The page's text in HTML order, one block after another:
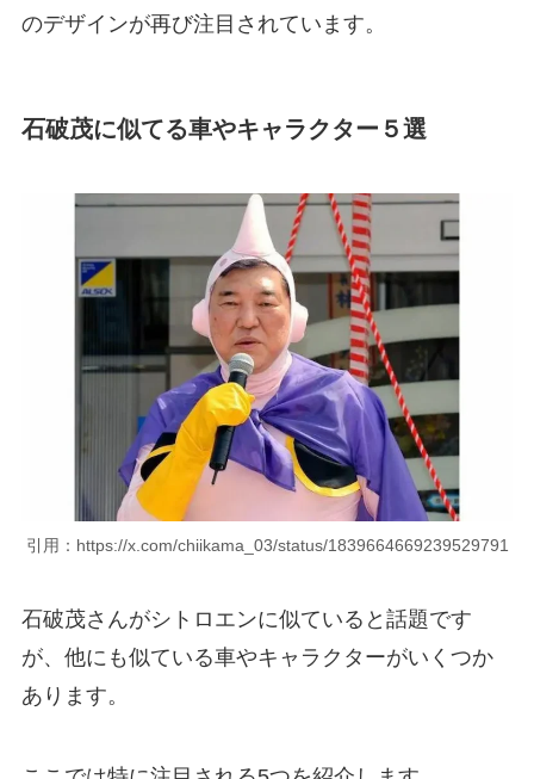
のデザインが再び注目されています。
石破茂に似てる車やキャラクター５選
引用：https://x.com/chiikama_03/status/1839664669239529791
石破茂さんがシトロエンに似ていると話題です
が、他にも似ている車やキャラクターがいくつか
あります。